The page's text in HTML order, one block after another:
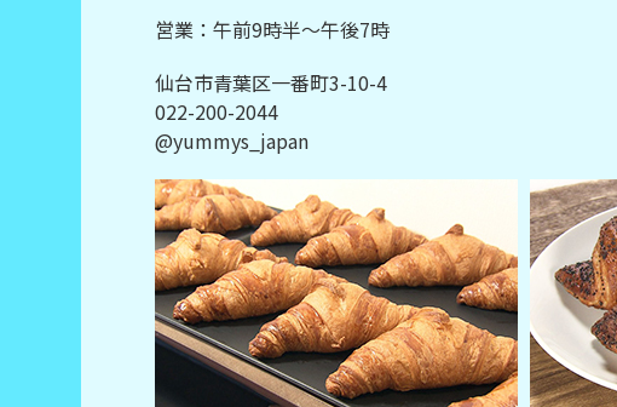
営業：午前9時半～午後7時
仙台市青葉区一番町3-10-4
022-200-2044
@yummys_japan